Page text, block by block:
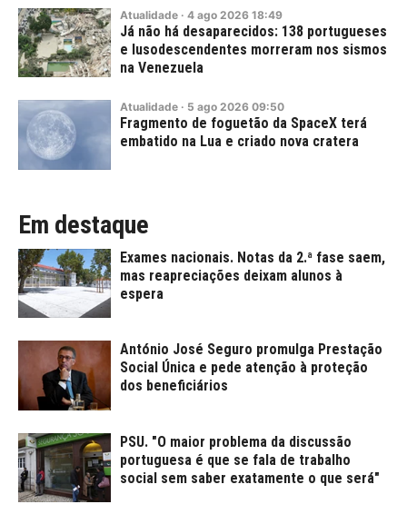
Atualidade · 4 ago 2026 18:49
Já não há desaparecidos: 138 portugueses
e lusodescendentes morreram nos sismos
na Venezuela
Atualidade · 5 ago 2026 09:50
Fragmento de foguetão da SpaceX terá
embatido na Lua e criado nova cratera
Em destaque
Exames nacionais. Notas da 2.ª fase saem,
mas reapreciações deixam alunos à
espera
António José Seguro promulga Prestação
Social Única e pede atenção à proteção
dos beneficiários
PSU. "O maior problema da discussão
portuguesa é que se fala de trabalho
social sem saber exatamente o que será"